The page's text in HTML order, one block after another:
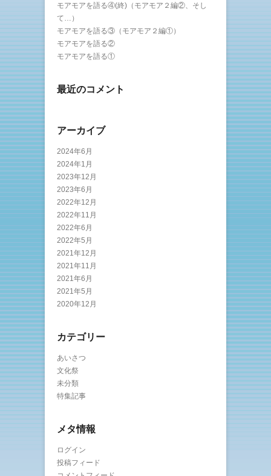
モアモアを語る④(終)（モアモア２編②、そし
て…）
モアモアを語る③（モアモア２編①）
モアモアを語る②
モアモアを語る①
最近のコメント
アーカイブ
2024年6月
2024年1月
2023年12月
2023年6月
2022年12月
2022年11月
2022年6月
2022年5月
2021年12月
2021年11月
2021年6月
2021年5月
2020年12月
カテゴリー
あいさつ
文化祭
未分類
特集記事
メタ情報
ログイン
投稿フィード